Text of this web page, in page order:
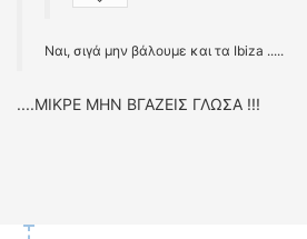
Ναι, σιγά μην βάλουμε και τα Ibiza .....
....ΜΙΚΡΕ ΜΗΝ ΒΓΑΖΕΙΣ ΓΛΩΣΑ !!!